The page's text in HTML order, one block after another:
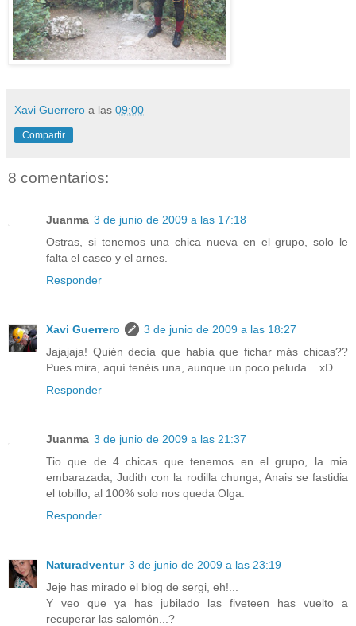
Xavi Guerrero a las 09:00
Compartir
8 comentarios:
Juanma 3 de junio de 2009 a las 17:18
Ostras, si tenemos una chica nueva en el grupo, solo le
falta el casco y el arnes.
Responder
Xavi Guerrero
3 de junio de 2009 a las 18:27
Jajajaja! Quién decía que había que fichar más chicas??
Pues mira, aquí tenéis una, aunque un poco peluda... xD
Responder
Juanma 3 de junio de 2009 a las 21:37
Tio que de 4 chicas que tenemos en el grupo, la mia
embarazada, Judith con la rodilla chunga, Anais se fastidia
el tobillo, al 100% solo nos queda Olga.
Responder
Naturadventur 3 de junio de 2009 a las 23:19
Jeje has mirado el blog de sergi, eh!...
Y veo que ya has jubilado las fiveteen has vuelto a
recuperar las salomón...?